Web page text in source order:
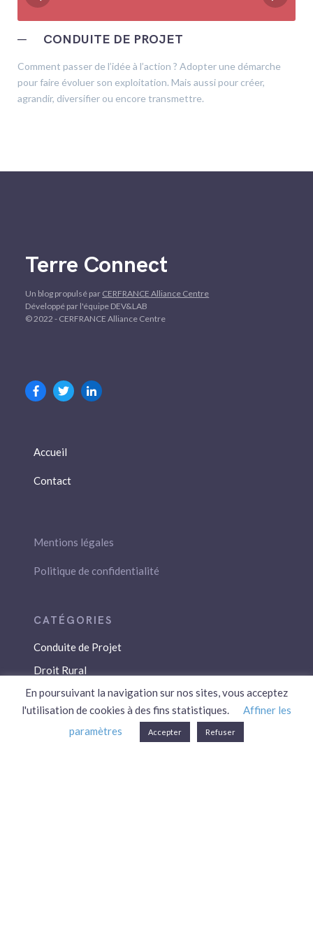
─ CONDUITE DE PROJET
Comment passer de l’idée à l’action ? Adopter une démarche
pour faire évoluer son exploitation. Mais aussi pour créer,
agrandir, diversifier ou encore transmettre.
Terre Connect
Un blog propulsé par CERFRANCE Alliance Centre
Développé par l'équipe DEV&LAB
© 2022 - CERFRANCE Alliance Centre
Accueil
Contact
Mentions légales
Politique de confidentialité
Conduite de Projet
Droit Rural
Droit Social
Économie / Gestion
Environnement
En poursuivant la navigation sur nos sites, vous acceptez
l'utilisation de cookies à des fins statistiques.
Affiner les
paramètres
Accepter Refuser